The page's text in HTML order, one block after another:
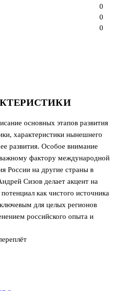
основных этапов развития
характеристики нынешнего
развития. Особое внимание
важному фактору международной
России на другие страны в
Сизов делает акцент на
как чистого источника
для целых регионов
российского опыта и
0
0
0